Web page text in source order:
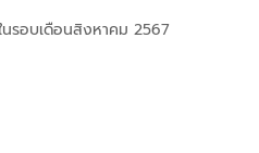
นรอบเดือนสิงหาคม 2567